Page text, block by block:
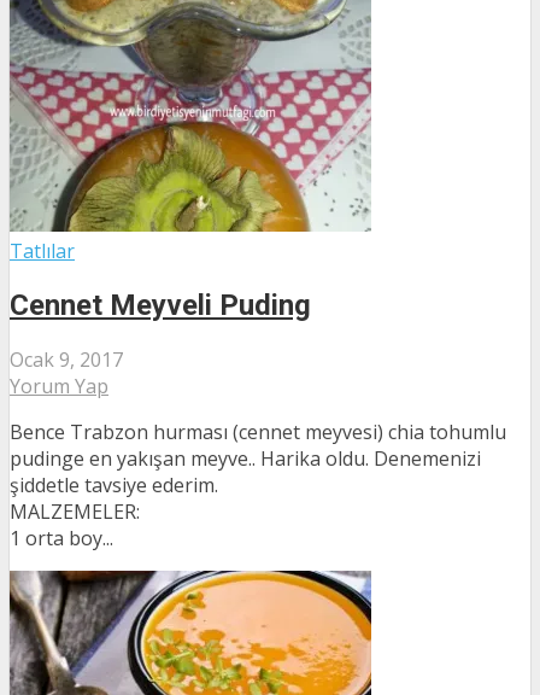
Tatlılar
Cennet Meyveli Puding
Ocak 9, 2017
Yorum Yap
Bence Trabzon hurması (cennet meyvesi) chia tohumlu
pudinge en yakışan meyve.. Harika oldu. Denemenizi
şiddetle tavsiye ederim.
MALZEMELER:
1 orta boy...